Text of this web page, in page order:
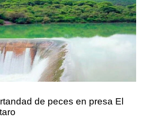
de peces en presa El